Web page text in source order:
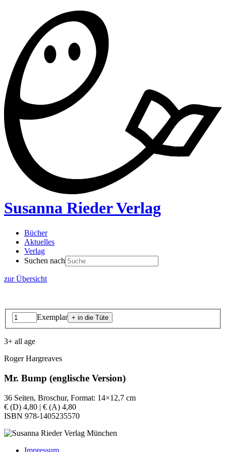
Susanna Rieder Verlag
Bücher
Aktuelles
Verlag
Suchen nach
zur Übersicht
Exemplar
3+ all age
Roger Hargreaves
Mr. Bump (englische Version)
36 Seiten, Broschur, Format: 14×12,7 cm
€ (D) 4,80 | € (A) 4,80
ISBN 978-1405235570
Impressum